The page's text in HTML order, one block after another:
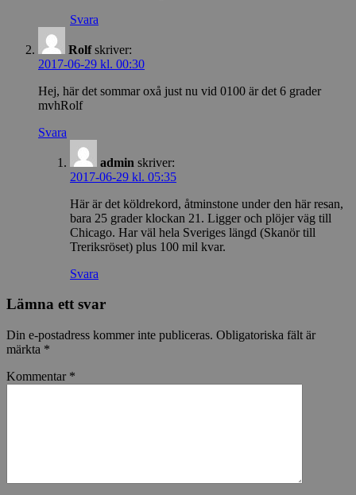
Svara
Rolf skriver:
2017-06-29 kl. 00:30
Hej, här det sommar oxå just nu vid 0100 är det 6 grader
mvhRolf
Svara
admin skriver:
2017-06-29 kl. 05:35
Här är det köldrekord, åtminstone under den här resan,
bara 25 grader klockan 21. Ligger och plöjer väg till
Chicago. Har väl hela Sveriges längd (Skanör till
Treriksröset) plus 100 mil kvar.
Svara
Lämna ett svar
Din e-postadress kommer inte publiceras. Obligatoriska fält är
märkta *
Kommentar *